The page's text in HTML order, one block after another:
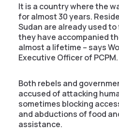
It is a country where the
for almost 30 years.
Sudan are already used
they have accompanied
almost a lifetime – says
Executive Officer of PCPM.
Both rebels and
accused of attacking
sometimes blocking
and abductions of food
assistance.